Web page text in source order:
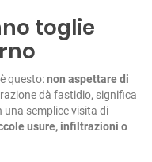
toglie
questo:non aspettare di
dà fastidio, significa
una semplice visita di
usure, infiltrazioni o